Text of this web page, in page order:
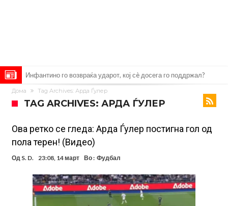
„Влегувам на стадионот за да го разнесам Меси со четири бомби“
Реал потроши повеќе од 200 милиони евра, но не го затвора
паричникот – ќе има уште засилувања!
После распродажба, време е Њукасл да ја отвори касата, дали
има 100.000.000 евра за да ги задоволи Германците?
Ова што се случи на другиот крај од планетата најдобро покажува
кој е и што е Лука Модриќ
Феран Торес кажал “да” на Пари Сен Жермен
Јувентус го сака Рајндерс, но под еден услов
ПСЖ и Ливерпул имаат доверба дека ќе постигнат договор за
Баркола
Барселона ја испрати првата понуда до Манчестер Сити за Родри
Дома Tag Archives: Арда Ѓулер
TAG ARCHIVES: АРДА ЃУЛЕР
Ова ретко се гледа: Арда Ѓулер постигна гол од
пола терен! (Видео)
Од S. D. 23:08, 14 март Во : Фудбал